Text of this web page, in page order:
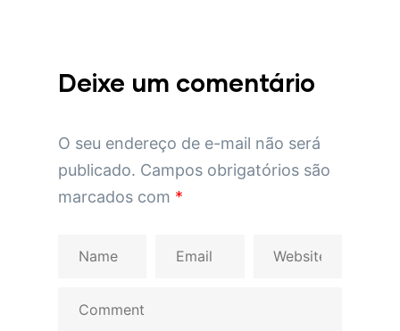
Deixe um comentário
O seu endereço de e-mail não será
publicado. Campos obrigatórios são
marcados com *